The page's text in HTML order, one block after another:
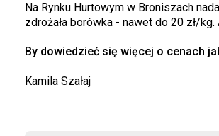
Na Rynku Hurtowym w Broniszach
zdrożała borówka - nawet do 20 zł/
By dowiedzieć się więcej o cenach
Kamila Szałaj